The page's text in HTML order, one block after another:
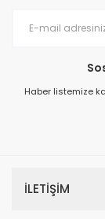
Haber listemize
İLETİŞİM